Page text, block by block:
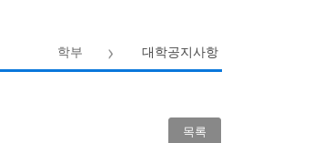
학부 대학공지사항
목록